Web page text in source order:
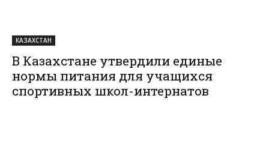
КАЗАХСТАН
В Казахстане утвердили единые
нормы питания для учащихся
спортивных школ-интернатов